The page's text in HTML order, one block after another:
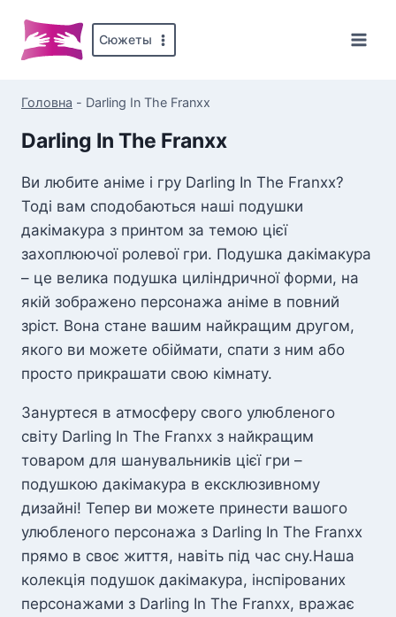
вмісту
Сюжеты
Головна - Darling In The Franxx
Darling In The Franxx
Ви любите аніме і гру Darling In The Franxx?
Тоді вам сподобаються наші подушки
дакімакура з принтом за темою цієї
захоплюючої ролевої гри. Подушка дакімакура
– це велика подушка циліндричної форми, на
якій зображено персонажа аніме в повний
зріст. Вона стане вашим найкращим другом,
якого ви можете обіймати, спати з ним або
просто прикрашати свою кімнату.
Зануртеся в атмосферу свого улюбленого
світу Darling In The Franxx з найкращим
товаром для шанувальників цієї гри –
подушкою дакімакура в ексклюзивному
дизайні! Тепер ви можете принести вашого
улюбленого персонажа з Darling In The Franxx
прямо в своє життя, навіть під час сну.Наша
колекція подушок дакімакура, інспірованих
персонажами з Darling In The Franxx, вражає